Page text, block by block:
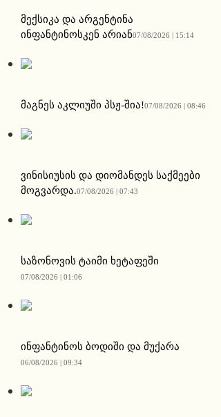
მექსიკა და არგენტინა
ინფანტინოსკენ არიან07/08/2026 | 15:14
მაგნეს აკლიუში პსჟ-შია!07/08/2026 | 08:46
ვინისიუსის და დიომანდეს საქმეები
მოგვარდა.07/08/2026 | 07:43
საზონოვის ტაიმი ხეტაფეში
07/08/2026 | 01:06
ინფანტინოს ბოდიში და მუქარა
06/08/2026 | 09:34